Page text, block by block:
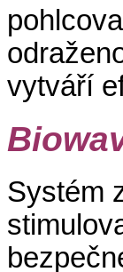
vytváří
Systém